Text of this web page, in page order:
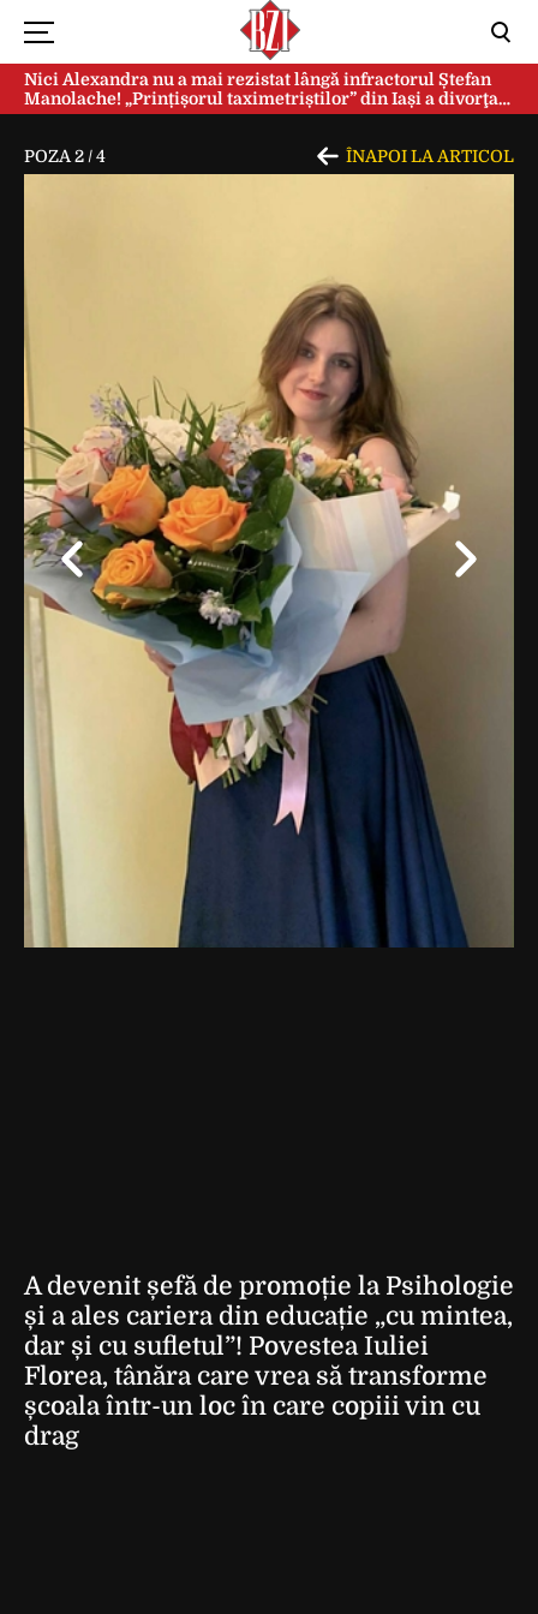
Nici Alexandra nu a mai rezistat lângă infractorul Ștefan
Manolache! „Prințișorul taximetriștilor” din Iași a divorţat
după doi ani de căsnicie
POZA 2 /4 ÎNAPOI LA ARTICOL
A devenit șefă de promoție la Psihologie
și a ales cariera din educație „cu mintea,
dar și cu sufletul”! Povestea Iuliei
Florea, tânăra care vrea să transforme
școala într-un loc în care copiii vin cu
drag